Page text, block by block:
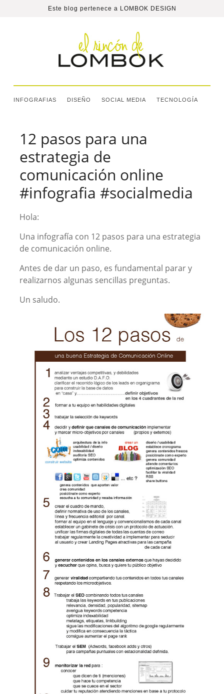
Este blog pertenece a LOMBOK DESIGN
INFOGRAFIAS DISEÑO SOCIAL MEDIA TECNOLOGÍA
12 pasos para una
estrategia de
comunicación online
#infografia #socialmedia
Hola:
Una infografía con 12 pasos para una estrategia
de comunicación online.
Antes de dar un paso, es fundamental parar y
realizarnos algunas sencillas preguntas.
Un saludo.